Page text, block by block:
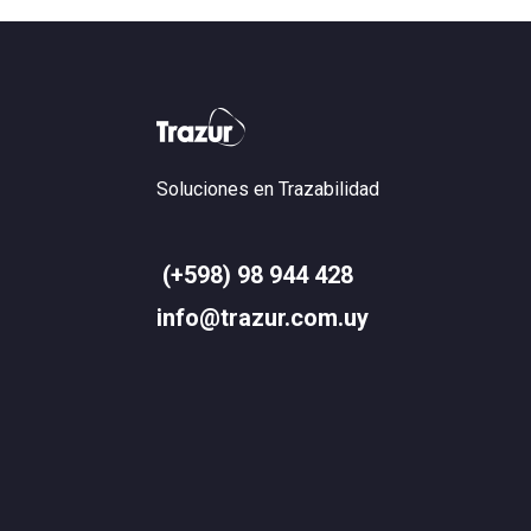
Soluciones en Trazabilidad
(+598) 98 944 428
info@trazur.com.uy